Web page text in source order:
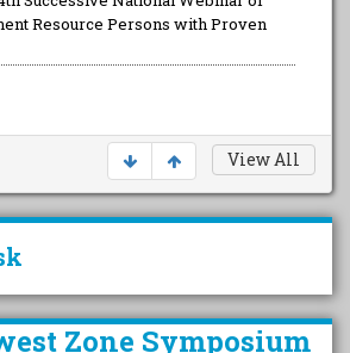
Resource Persons with Proven
View All
પહેલનું
Zone Symposium